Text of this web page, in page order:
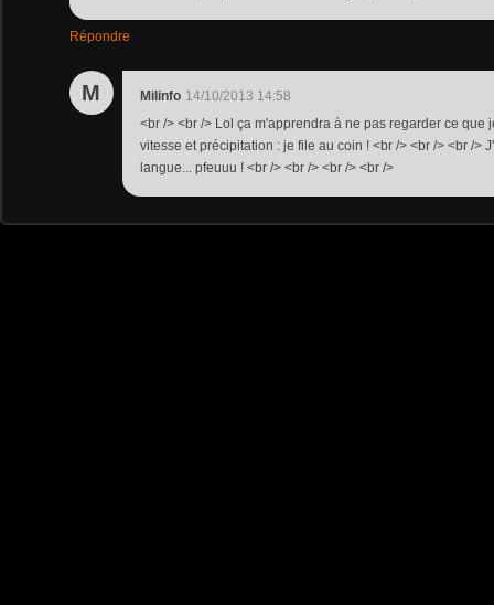
Répondre
M Milinfo 14/10/2013 14:58
<br /> <br /> Lol ça m'apprendra à ne pas regarder ce que
vitesse et précipitation : je file au coin ! <br /> <br /> <br />
langue... pfeuuu ! <br /> <br /> <br /> <br />